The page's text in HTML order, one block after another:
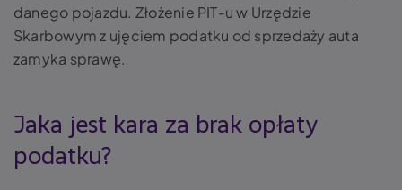
danego pojazdu. Złożenie PIT-u w Urzędzie
Skarbowym z ujęciem podatku od sprzedaży auta
zamyka sprawę.
Jaka jest kara za brak opłaty
podatku?